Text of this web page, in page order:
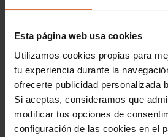
Esta página web usa cookies
Utilizamos cookies propias para
tu experiencia durante la
ofrecerte publicidad personalizada
Si aceptas, consideramos que
modificar tus opciones de
configuración de las cookies en el
reducciones en el consumo de
Seat León de segunda mano
asegurarnos de que cada
perfección, brindándote la
seguridad que mereces.
Precio medio